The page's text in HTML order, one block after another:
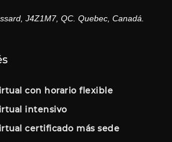
J4Z1M7, QC. Quebec, Canadá.
con horario flexible
intensivo
certificado más sede